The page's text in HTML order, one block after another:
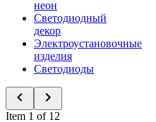
неон
Светодиодный
декор
Электроустановочные
изделия
Светодиоды
Item 1 of 12